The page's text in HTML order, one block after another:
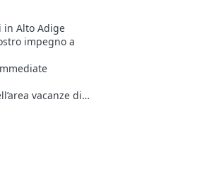
in Alto Adige
impegno a
vacanze di
naturale